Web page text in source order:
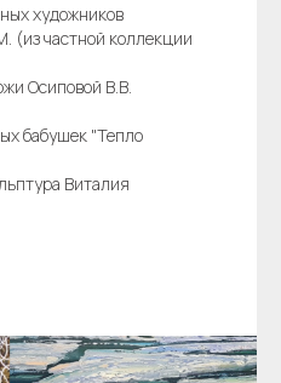
художников
(из частной коллекции
Осиповой В.В.
бабушек "Тепло
Виталия